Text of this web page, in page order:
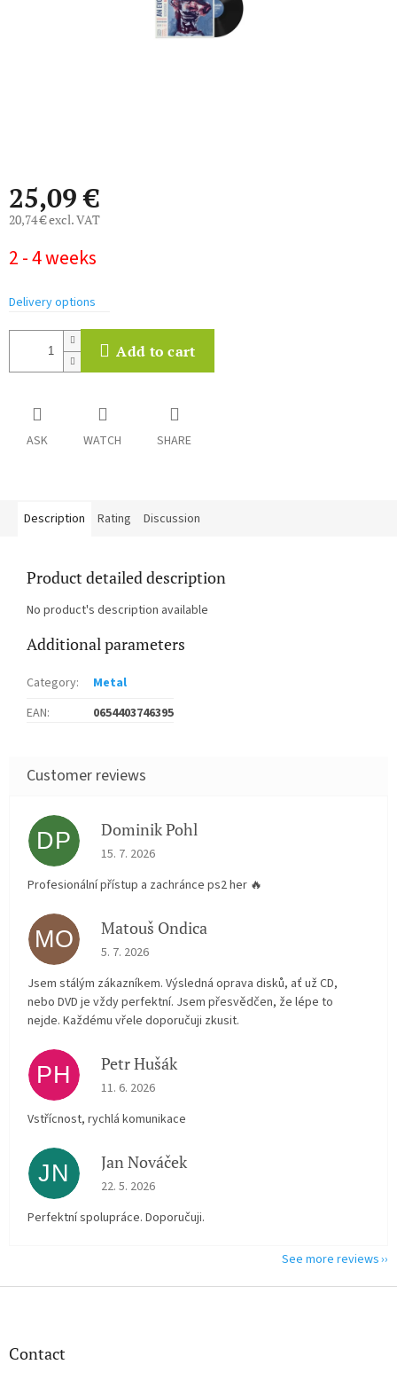
25,09 €
20,74 € excl. VAT
price:
2 - 4 weeks
Delivery options
Add to cart
ASK WATCH SHARE
Description Rating Discussion
Product detailed description
No product's description available
Additional parameters
Category:
Metal
EAN: 0654403746395
DP Dominik Pohl
The store rating is 5 out of 5 stars.
15. 7. 2026
Profesionální přístup a zachránce ps2 her 🔥
MO Matouš Ondica
The store rating is 5 out of 5 stars.
5. 7. 2026
Jsem stálým zákazníkem. Výsledná oprava disků, ať už CD,
nebo DVD je vždy perfektní. Jsem přesvědčen, že lépe to
nejde. Každému vřele doporučuji zkusit.
PH Petr Hušák
The store rating is 5 out of 5 stars.
11. 6. 2026
Vstřícnost, rychlá komunikace
JN Jan Nováček
The store rating is 5 out of 5 stars.
22. 5. 2026
Perfektní spolupráce. Doporučuji.
See more reviews
F
Contact